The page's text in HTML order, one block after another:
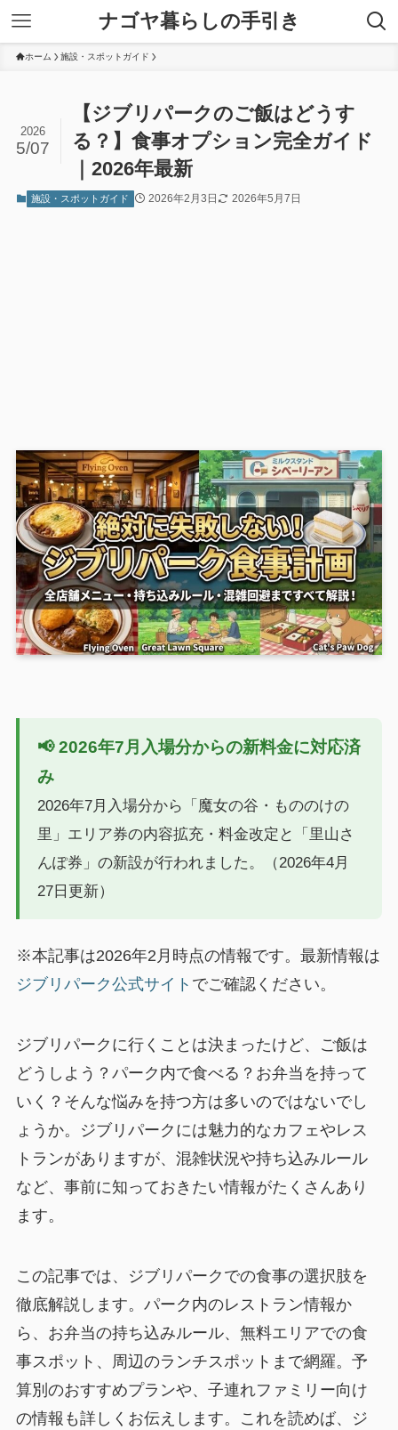
ナゴヤ暮らしの手引き
ホーム 施設・スポットガイド
【ジブリパークのご飯はどうす
る？】食事オプション完全ガイド
｜2026年最新
2026
5/07
施設・スポットガイド 2026年2月3日 2026年5月7日
📢 2026年7月入場分からの新料金に対応済
み
2026年7月入場分から「魔女の谷・もののけの
里」エリア券の内容拡充・料金改定と「里山さ
んぽ券」の新設が行われました。（2026年4月
27日更新）
※本記事は2026年2月時点の情報です。最新情報は
ジブリパーク公式サイト でご確認ください。
ジブリパークに行くことは決まったけど、ご飯は
どうしよう？パーク内で食べる？お弁当を持って
いく？そんな悩みを持つ方は多いのではないでし
ょうか。ジブリパークには魅力的なカフェやレス
トランがありますが、混雑状況や持ち込みルール
など、事前に知っておきたい情報がたくさんあり
ます。
この記事では、ジブリパークでの食事の選択肢を
徹底解説します。パーク内のレストラン情報か
ら、お弁当の持ち込みルール、無料エリアでの食
事スポット、周辺のランチスポットまで網羅。予
算別のおすすめプランや、子連れファミリー向け
の情報も詳しくお伝えします。これを読めば、ジ